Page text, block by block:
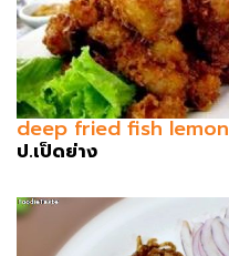
deep fried fish lemon
ป.เป็ดย่าง